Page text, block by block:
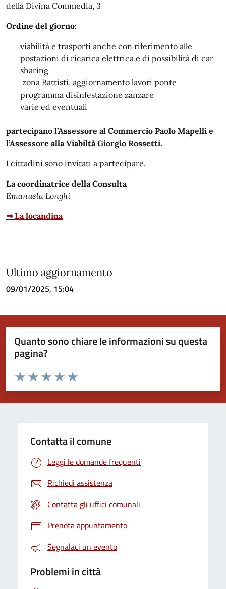
della Divina Commedia, 3
Ordine del giorno:
viabilità e trasporti anche con riferimento alle
postazioni di ricarica elettrica e di possibilità di car
sharing
zona Battisti, aggiornamento lavori ponte
programma disinfestazione zanzare
varie ed eventuali
partecipano l’Assessore al Commercio Paolo Mapelli e
l’Assessore alla Viabiltà Giorgio Rossetti.
I cittadini sono invitati a partecipare.
La coordinatrice della Consulta
Emanuela Longhi
⇒ La locandina
Ultimo aggiornamento
09/01/2025, 15:04
Quanto sono chiare le informazioni su questa
pagina?
Valuta da 1 a 5 stelle la pagina
Valuta 5 stelle su 5
Valuta 4 stelle su 5
Valuta 3 stelle su 5
Valuta 2 stelle su 5
Valuta 1 stelle su 5
Contatta il comune
Leggi le domande frequenti
Richiedi assistenza
Contatta gli uffici comunali
Prenota appuntamento
Segnalaci un evento
Problemi in città